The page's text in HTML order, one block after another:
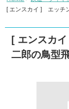
[ エンスカイ ] エッチ
[ エンスカ
二郎の鳥型